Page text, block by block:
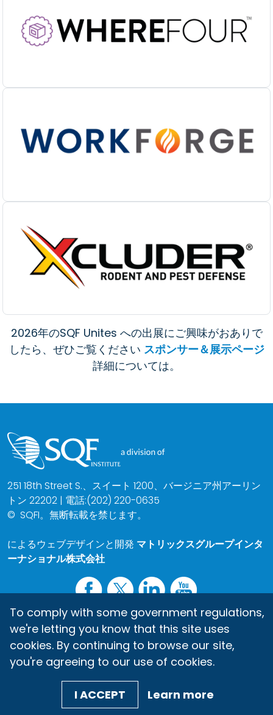
2026年のSQF Unites への出展にご興味がおありで
したら、ぜひご覧ください スポンサー＆展示ページ
詳細については。
251 18th Street S.、スイート 1200、バージニア州アーリン
トン 22202 | 電話:(202) 220-0635
© SQFI。無断転載を禁じます。
によるウェブデザインと開発 マトリックスグループインタ
ーナショナル株式会社
SQFI.COMに戻る」
To comply with some government regulations,
we're letting you know that this site uses
cookies. By continuing to browse our site,
you're agreeing to our use of cookies.
I ACCEPT Learn more